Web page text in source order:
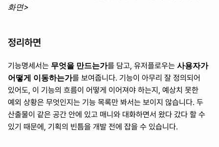
화면>
정리하면
기능명세서는 무엇을 만드는가를 담고, 유저플로우는 사용자가
어떻게 이동하는가를 보여줍니다. 기능이 아무리 잘 정의되어
있어도, 이 기능의 흐름이 어떻게 이어져야 하는지, 예상치 못한
예외 상황은 무엇인지는 기능 목록만 봐서는 보이지 않습니다. 두
산출물이 같은 공간 안에 있고 매니와 대화하면서 왔다 갔다 할 수
있기 때문에, 기획의 빈틈을 개발 전에 잡을 수 있습니다.